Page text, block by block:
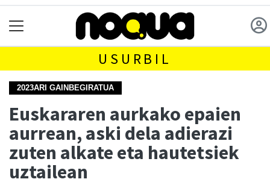
USURBIL
2023ARI GAINBEGIRATUA
Euskararen aurkako epaien
aurrean, aski dela adierazi
zuten alkate eta hautetsiek
uztailean